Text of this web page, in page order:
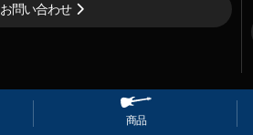
商品
お問い合わせ